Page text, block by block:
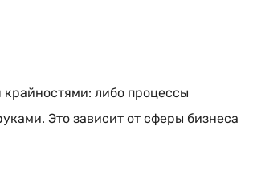
крайностями: либо процессы
Это зависит от сферы бизнеса